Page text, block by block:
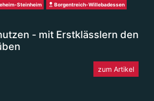
Steinheim
Borgentreich-Willebadessen
- mit Erstklässlern den
zum Artikel